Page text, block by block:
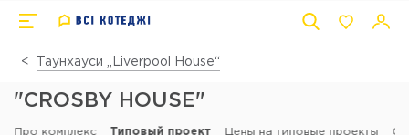
Таунхауси „Liverpool House“
"CROSBY HOUSE"
Про комплекс Типовый проект Цены на типовые проекты